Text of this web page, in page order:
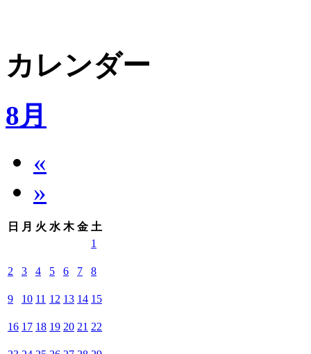
カレンダー
8月
«
»
日 月 火 水 木 金 土
1
2 3 4 5 6 7 8
9 10 11 12 13 14 15
16 17 18 19 20 21 22